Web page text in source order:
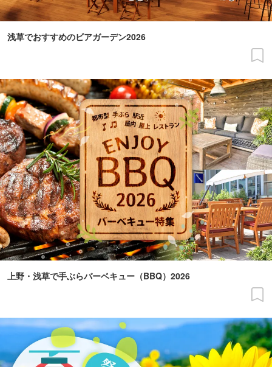
浅草でおすすめのビアガーデン2026
上野・浅草で手ぶらバーベキュー（BBQ）2026